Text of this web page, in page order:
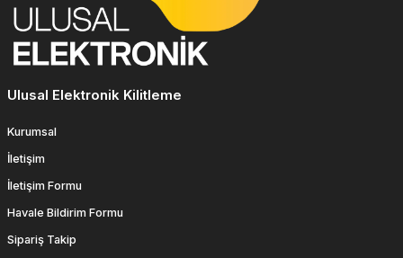
Ulusal Elektronik Kilitleme
Kurumsal
İletişim
İletişim Formu
Havale Bildirim Formu
Sipariş Takip